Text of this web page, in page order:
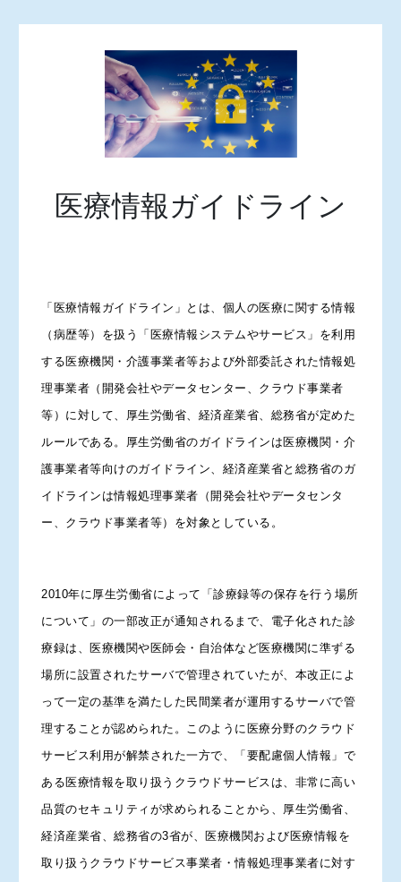
医療情報ガイドライン
「医療情報ガイドライン」とは、個人の医療に関する情報
（病歴等）を扱う「医療情報システムやサービス」を利用
する医療機関・介護事業者等および外部委託された情報処
理事業者（開発会社やデータセンター、クラウド事業者
等）に対して、厚生労働省、経済産業省、総務省が定めた
ルールである。厚生労働省のガイドラインは医療機関・介
護事業者等向けのガイドライン、経済産業省と総務省のガ
イドラインは情報処理事業者（開発会社やデータセンタ
ー、クラウド事業者等）を対象としている。
2010年に厚生労働省によって「診療録等の保存を行う場所
について」の一部改正が通知されるまで、電子化された診
療録は、医療機関や医師会・自治体など医療機関に準ずる
場所に設置されたサーバで管理されていたが、本改正によ
って一定の基準を満たした民間業者が運用するサーバで管
理することが認められた。このように医療分野のクラウド
サービス利用が解禁された一方で、「要配慮個人情報」で
ある医療情報を取り扱うクラウドサービスは、非常に高い
品質のセキュリティが求められることから、厚生労働省、
経済産業省、総務省の3省が、医療機関および医療情報を
取り扱うクラウドサービス事業者・情報処理事業者に対す